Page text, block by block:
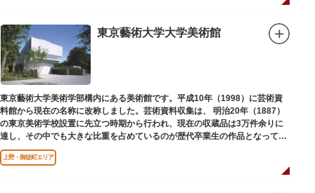
東京藝術大学大学美術館
東京藝術大学美術学部構内にある美術館です。平成10年（1998）に芸術資
料館から現在の名称に改称しました。芸術資料収集は、 明治20年（1887）
の東京美術学校設置に先立つ時期から行われ、現在の収蔵品は3万件余りに
達し、その中でも大きな比重を占めているのが歴代卒業生の作品となってい
ます。
上野・御徒町エリア